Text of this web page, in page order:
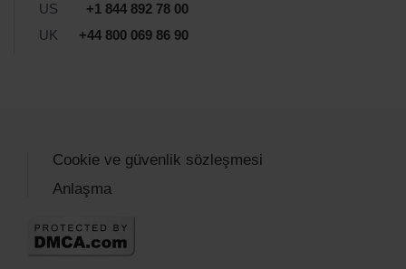
US
+1 844 892 78 00
UK
+44 800 069 86 90
Cookie ve güvenlik sözleşmesi
Anlaşma